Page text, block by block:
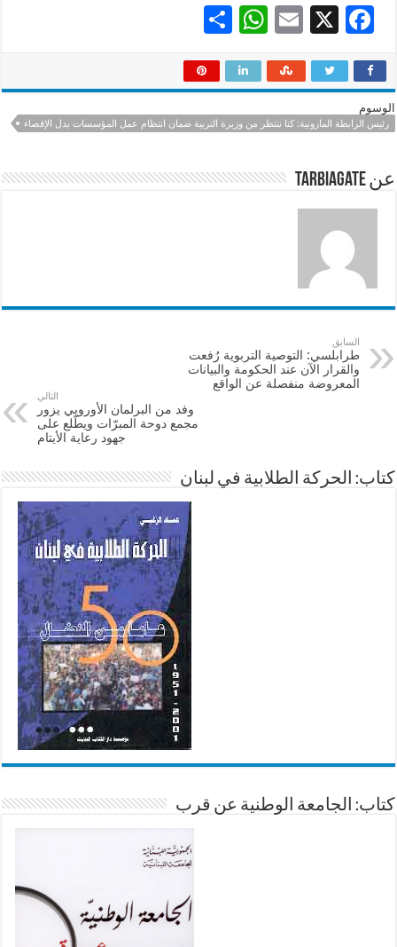
F
e
o
k
X
E
ai
W
at
p
ar
الوسوم
رئيس الرابطة المارونية: كنا ننتظر من وزيرة التربية ضمان انتظام عمل المؤسسات بدل الإقصاء
عن tarbiagate
السابق
طرابلسي: التوصية التربوية رُفعت
والقرار الآن عند الحكومة والبيانات
المعروضة منفصلة عن الواقع
التالي
​وفد من البرلمان الأوروبي يزور
مجمع دوحة المبرّات ويطّلع على
جهود رعاية الأيتام
كتاب: الحركة الطلابية في لبنان
كتاب: الجامعة الوطنية عن قرب